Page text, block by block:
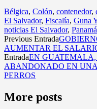
Bélgica, Colón, contenedor,
El Salvador, Fiscalía, Guna
noticias El Salvador, Panamá
Previous Entrada
AUMENTAR EL
EntradaEN
ABANDONADO EN
PERROS
More posts